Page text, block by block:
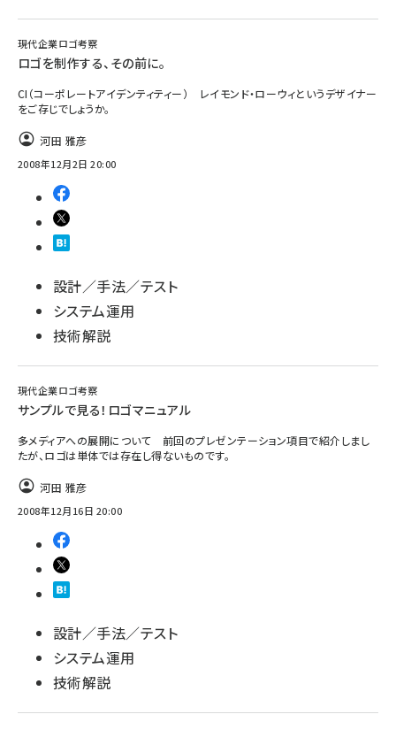
現代企業ロゴ考察
ロゴを制作する、その前に。
CI（コーポレートアイデンティティー） レイモンド・ローウィというデザイナー
をご存じでしょうか。
河田 雅彦
2008年12月2日 20:00
設計／手法／テスト
システム運用
技術解説
現代企業ロゴ考察
サンプルで見る！ロゴマニュアル
多メディアへの展開について 前回のプレゼンテーション項目で紹介しまし
たが、ロゴは単体では存在し得ないものです。
河田 雅彦
2008年12月16日 20:00
設計／手法／テスト
システム運用
技術解説